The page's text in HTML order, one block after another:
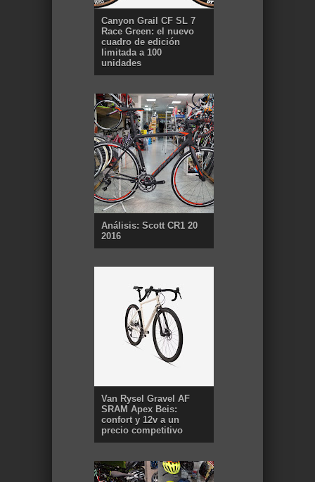
Canyon Grail CF SL 7
Race Green: el nuevo
cuadro de edición
limitada a 100
unidades
Análisis: Scott CR1 20
2016
Van Rysel Gravel AF
SRAM Apex Beis:
confort y 12v a un
precio competitivo